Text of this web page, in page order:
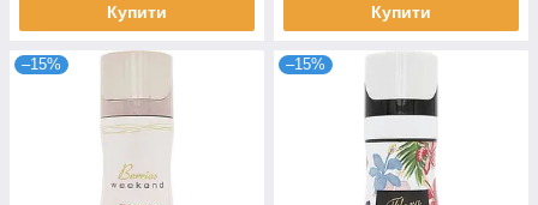
Купити Купити
–15% –15%